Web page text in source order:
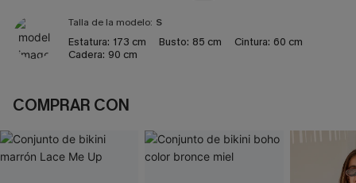
Talla de la modelo: S
Estatura: 173 cm Busto: 85 cm Cintura: 60 cm
Cadera: 90 cm
COMPRAR CON